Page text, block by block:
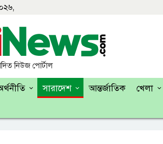
নিউজ পোর্টাল
সারাদেশ আন্তর্জাতিক খেলা